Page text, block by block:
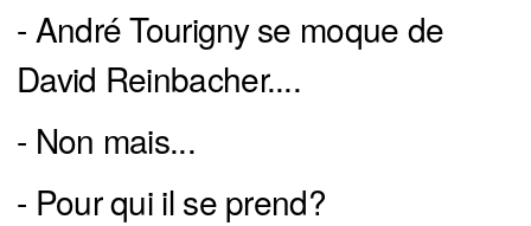
- André Tourigny se moque de
David Reinbacher....
- Non mais...
- Pour qui il se prend?